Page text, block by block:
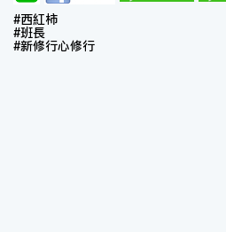
#西紅柿
#班長
#新修行心修行